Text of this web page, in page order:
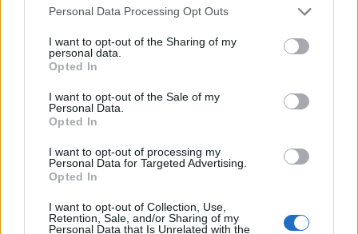
Please note that this website/app uses one or more Google
not limited to your visit or usage behaviour. You may click to
grant or deny consent to Google and its third-party tags to
use your data for below specified purposes in below Google
consent section.
Personal Data Processing Opt Outs
I want to opt-out of the Sharing of my
personal data.
Opted In
I want to opt-out of the Sale of my
Personal Data.
Opted In
I want to opt-out of processing my
Personal Data for Targeted Advertising.
Opted In
I want to opt-out of Collection, Use,
Retention, Sale, and/or Sharing of my
Personal Data that Is Unrelated with the